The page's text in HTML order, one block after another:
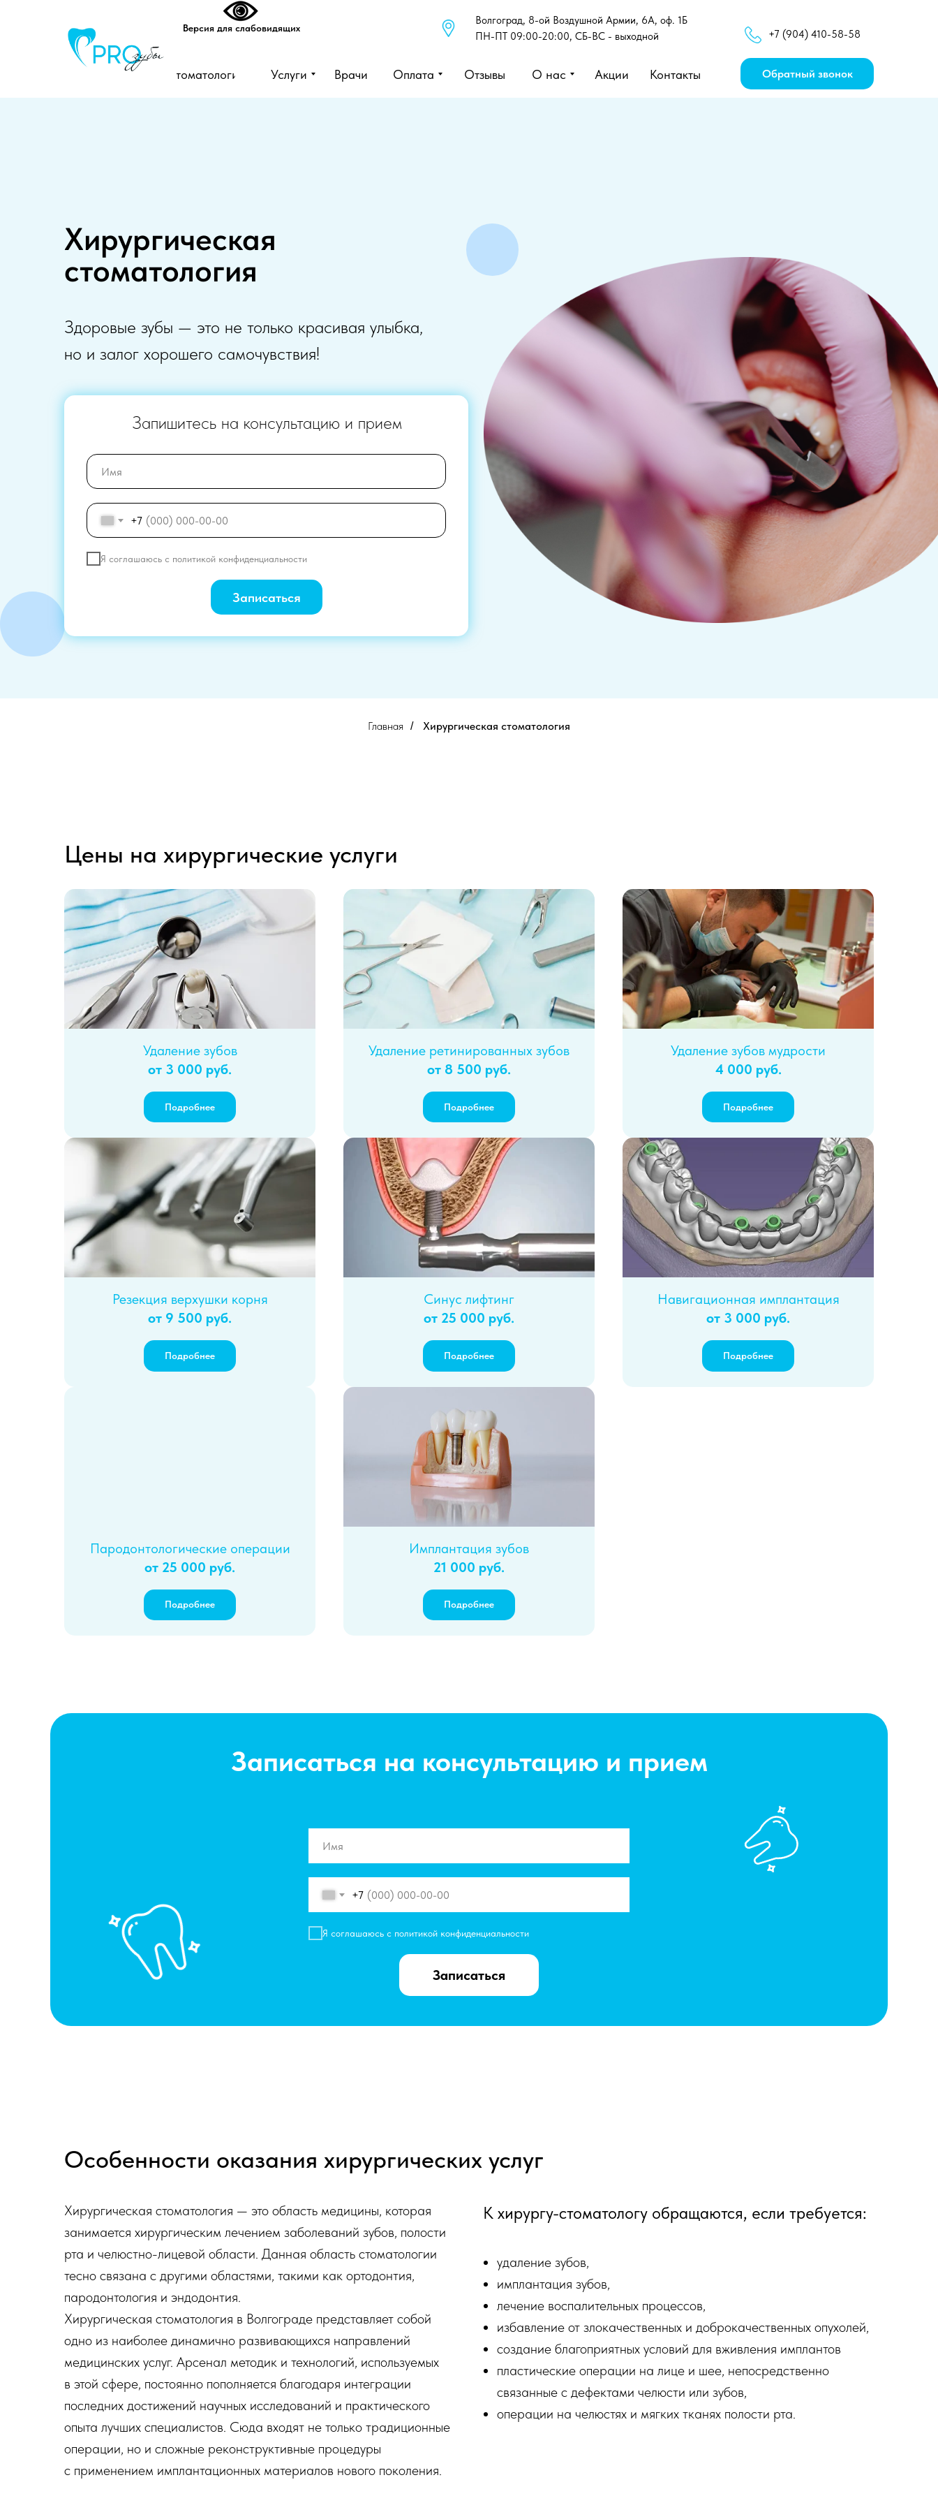
Волгоград, 8-ой Воздушной Армии, 6А, оф. 1Б
ПН-ПТ 09:00-20:00, СБ-ВС - выходной
Обратный звонок
Услуги
Версия для слабовидящих
Врачи О нас Акции Контакты
Оплата
Стоматология Отзывы
+7 (904) 410-58-58
Здоровые зубы — это не только красивая улыбка,
но и залог хорошего самочувствия!
Хирургическая
стоматология
+7
Я соглашаюсь с политикой конфиденциальности
Записаться
Запишитесь на консультацию и прием
Главная / Хирургическая стоматология
Цены на хирургические услуги
Удаление зубов
от 3 000 руб.
Подробнее
Удаление ретинированных зубов
от 8 500 руб.
Подробнее
Удаление зубов мудрости
4 000 руб.
Подробнее
Резекция верхушки корня
от 9 500 руб.
Подробнее
Синус лифтинг
от 25 000 руб.
Подробнее
Навигационная имплантация
от 3 000 руб.
Подробнее
Пародонтологические операции
от 25 000 руб.
Подробнее
Имплантация зубов
21 000 руб.
Подробнее
Записаться на консультацию и прием
+7
Я соглашаюсь с политикой конфиденциальности
Записаться
Особенности оказания хирургических услуг
Хирургическая стоматология — это область медицины, которая
занимается хирургическим лечением заболеваний зубов, полости
рта и челюстно-лицевой области. Данная область стоматологии
тесно связана с другими областями, такими как ортодонтия,
пародонтология и эндодонтия.
Хирургическая стоматология в Волгограде представляет собой
одно из наиболее динамично развивающихся направлений
медицинских услуг. Арсенал методик и технологий, используемых
в этой сфере, постоянно пополняется благодаря интеграции
последних достижений научных исследований и практического
опыта лучших специалистов. Сюда входят не только традиционные
операции, но и сложные реконструктивные процедуры
с применением имплантационных материалов нового поколения.
К хирургу-стоматологу обращаются, если требуется:
удаление зубов,
имплантация зубов,
лечение воспалительных процессов,
избавление от злокачественных и доброкачественных опухолей,
создание благоприятных условий для вживления имплантов
пластические операции на лице и шее, непосредственно
связанные с дефектами челюсти или зубов,
операции на челюстях и мягких тканях полости рта.